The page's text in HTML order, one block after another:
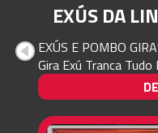
EXÚS DA
EXÚS E POMBO
Gira Exú Tranca Tudo